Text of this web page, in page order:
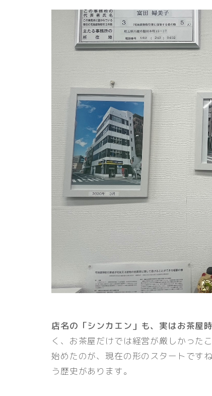
店名の「シンカエン」も、実はお茶屋
く、お茶屋だけでは経営が厳しかった
始めたのが、現在の形のスタートです
う歴史があります。